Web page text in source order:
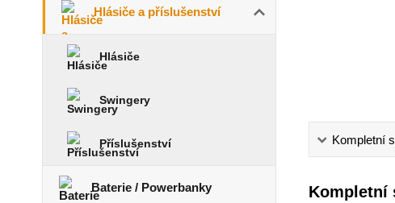
Hlásiče a příslušenství
Hlásiče
Swingery
Příslušenství
Baterie / Powerbanky
Kompletní
Kompletní